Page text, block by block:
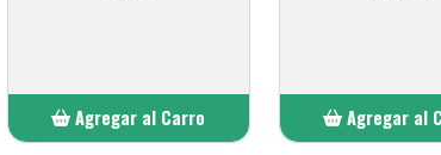
Agregar al Carro
Agregar al